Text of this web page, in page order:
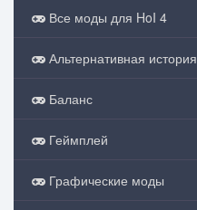
Все моды для HoI 4
Альтернативная история
Баланс
Геймплей
Графические моды